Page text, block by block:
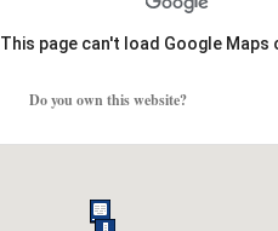
This page can't load Google
Do you own this website?